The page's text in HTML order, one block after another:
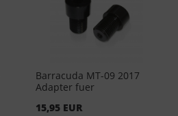
Barracuda MT-09 2017
Adapter fuer
15,95 EUR